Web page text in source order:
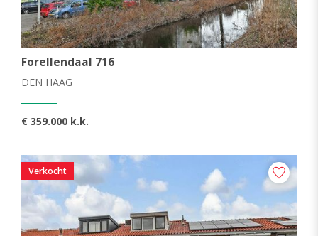
Forellendaal 716
DEN HAAG
€ 359.000 k.k.
Verkocht